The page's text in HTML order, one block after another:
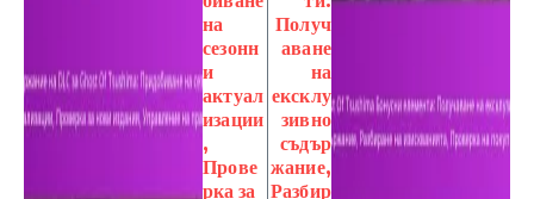
на
сезонн
и
актуал
изации
,
Прове
рка за
Получ
аване
на
ексклу
зивно
съдър
жание,
Разбир